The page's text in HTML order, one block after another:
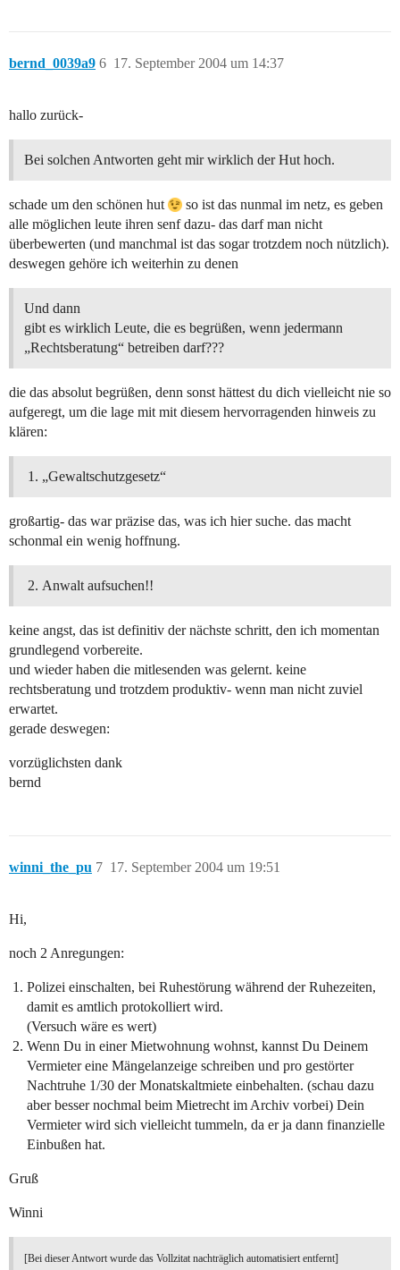
bernd_0039a9 17. September 2004 um 14:37
6
hallo zurück-
Bei solchen Antworten geht mir wirklich der Hut hoch.
schade um den schönen hut
so ist das nunmal im netz, es geben
alle möglichen leute ihren senf dazu- das darf man nicht
überbewerten (und manchmal ist das sogar trotzdem noch nützlich).
deswegen gehöre ich weiterhin zu denen
Und dann
gibt es wirklich Leute, die es begrüßen, wenn jedermann
„Rechtsberatung“ betreiben darf???
die das absolut begrüßen, denn sonst hättest du dich vielleicht nie so
aufgeregt, um die lage mit mit diesem hervorragenden hinweis zu
klären:
„Gewaltschutzgesetz“
großartig- das war präzise das, was ich hier suche. das macht
schonmal ein wenig hoffnung.
Anwalt aufsuchen!!
keine angst, das ist definitiv der nächste schritt, den ich momentan
grundlegend vorbereite.
und wieder haben die mitlesenden was gelernt. keine
rechtsberatung und trotzdem produktiv- wenn man nicht zuviel
erwartet.
gerade deswegen:
vorzüglichsten dank
bernd
winni_the_pu 17. September 2004 um 19:51
7
Hi,
noch 2 Anregungen:
Polizei einschalten, bei Ruhestörung während der Ruhezeiten,
damit es amtlich protokolliert wird.
(Versuch wäre es wert)
Wenn Du in einer Mietwohnung wohnst, kannst Du Deinem
Vermieter eine Mängelanzeige schreiben und pro gestörter
Nachtruhe 1/30 der Monatskaltmiete einbehalten. (schau dazu
aber besser nochmal beim Mietrecht im Archiv vorbei) Dein
Vermieter wird sich vielleicht tummeln, da er ja dann finanzielle
Einbußen hat.
Gruß
Winni
[Bei dieser Antwort wurde das Vollzitat nachträglich automatisiert entfernt]